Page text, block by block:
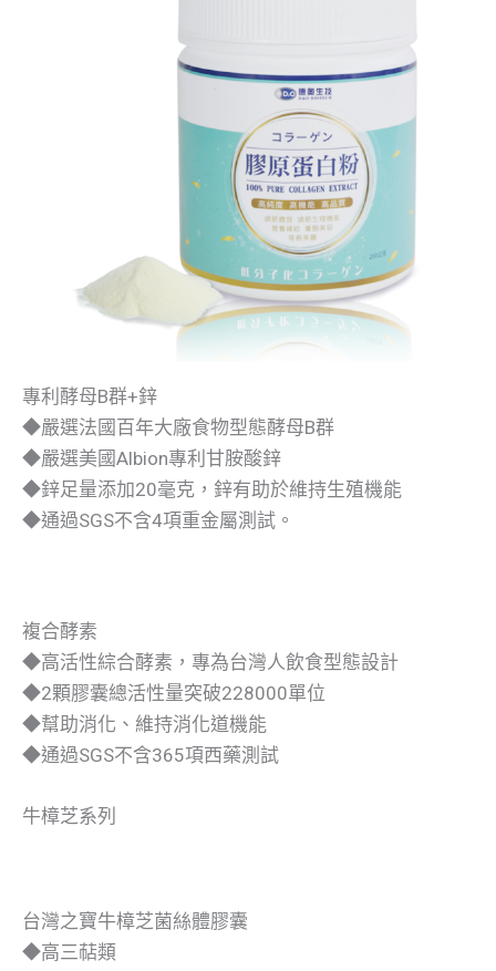
專利酵母B群+鋅
◆嚴選法國百年大廠食物型態酵母B群
◆嚴選美國Albion專利甘胺酸鋅
◆鋅足量添加20毫克，鋅有助於維持生殖機能
◆通過SGS不含4項重金屬測試。
複合酵素
◆高活性綜合酵素，專為台灣人飲食型態設計
◆2顆膠囊總活性量突破228000單位
◆幫助消化、維持消化道機能
◆通過SGS不含365項西藥測試
牛樟芝系列
台灣之寶牛樟芝菌絲體膠囊
◆高三萜類